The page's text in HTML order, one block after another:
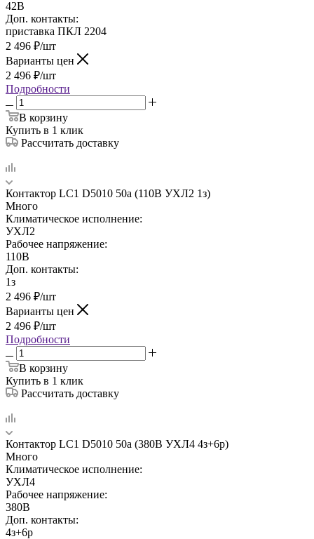
42В
Доп. контакты:
приставка ПКЛ 2204
2 496 ₽/шт
Варианты цен
2 496 ₽/шт
Подробности
В корзину
Купить в 1 клик
Рассчитать доставку
Контактор LC1 D5010 50а (110В УХЛ2 1з)
Много
Климатическое исполнение:
УХЛ2
Рабочее напряжение:
110В
Доп. контакты:
1з
2 496 ₽/шт
Варианты цен
2 496 ₽/шт
Подробности
В корзину
Купить в 1 клик
Рассчитать доставку
Контактор LC1 D5010 50а (380В УХЛ4 4з+6р)
Много
Климатическое исполнение:
УХЛ4
Рабочее напряжение:
380В
Доп. контакты:
4з+6р